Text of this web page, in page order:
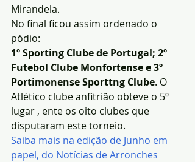
Mirandela.
No final ficou assim ordenado o
pódio:
1º Sporting Clube de Portugal; 2º
Futebol Clube Monfortense e 3º
Portimonense Sporttng Clube. O
Atlético clube anfitrião obteve o 5º
lugar , ente os oito clubes que
disputaram este torneio.
Saiba mais na edição de Junho em
papel, do Notícias de Arronches